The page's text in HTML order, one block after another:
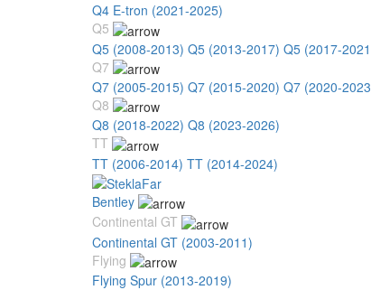
Q4 E-tron (2021-2025)
Q5
Q5 (2008-2013) Q5 (2013-2017) Q5 (2017-
Q7
Q7 (2005-2015) Q7 (2015-2020) Q7 (2020-
Q8
Q8 (2018-2022) Q8 (2023-2026)
TT
TT (2006-2014) TT (2014-2024)
Bentley
Continental GT
Continental GT (2003-2011)
Flying
Flying Spur (2013-2019)